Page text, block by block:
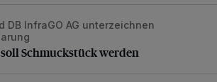
Schmuckstück werden
DB InfraGO AG unterzeichnen
Schmuckstück werden